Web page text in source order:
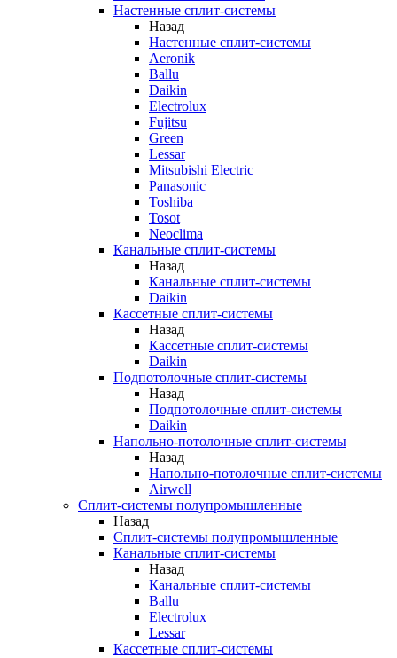
Настенные сплит-системы
Назад
Настенные сплит-системы
Aeronik
Ballu
Daikin
Electrolux
Fujitsu
Green
Lessar
Mitsubishi Electric
Panasonic
Toshiba
Tosot
Neoclima
Канальные сплит-системы
Назад
Канальные сплит-системы
Daikin
Кассетные сплит-системы
Назад
Кассетные сплит-системы
Daikin
Подпотолочные сплит-системы
Назад
Подпотолочные сплит-системы
Daikin
Напольно-потолочные сплит-системы
Назад
Напольно-потолочные сплит-системы
Airwell
Сплит-системы полупромышленные
Назад
Сплит-системы полупромышленные
Канальные сплит-системы
Назад
Канальные сплит-системы
Ballu
Electrolux
Lessar
Кассетные сплит-системы